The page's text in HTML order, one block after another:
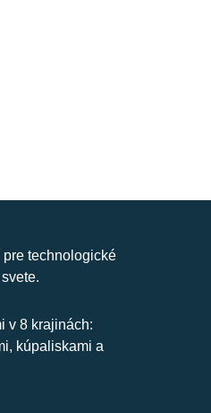
technologické
v 8 krajinách:
kúpaliskami a